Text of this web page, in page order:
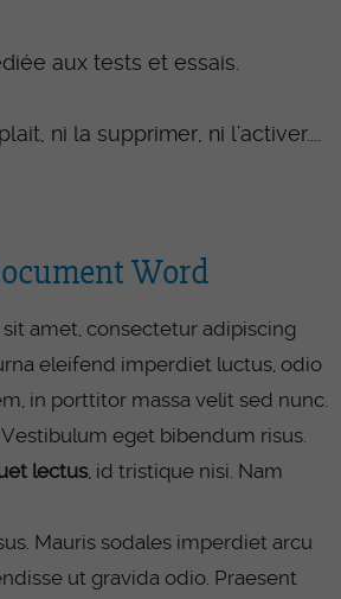
aux tests et essais.
ni la supprimer, ni l'activer....
Word
amet, consectetur adipiscing
eleifend imperdiet luctus, odio
in porttitor massa velit sed nunc.
eget bibendum risus.
lectus, id tristique nisi. Nam
Mauris sodales imperdiet arcu
ut gravida odio. Praesent